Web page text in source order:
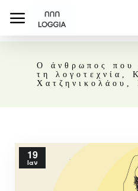
Ο άνθρωπος που
τη λογοτεχνία,
Χατζηνικολάου,
19
Ιαν